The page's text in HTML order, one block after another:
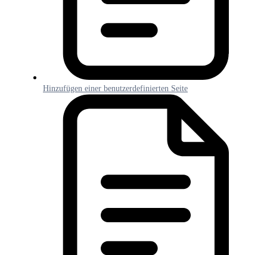
Hinzufügen einer benutzerdefinierten Seite